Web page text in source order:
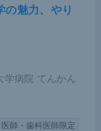
の魅力、やり
学病院 てんかん
医師・歯科医師限定